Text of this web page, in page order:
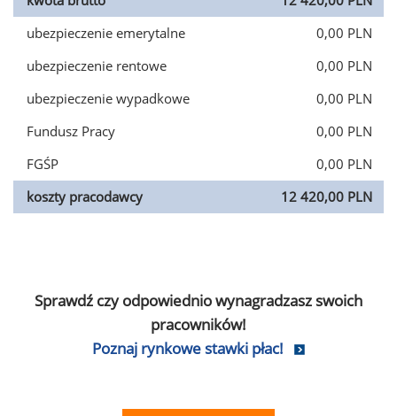
ubezpieczenie emerytalne
0,00 PLN
ubezpieczenie rentowe
0,00 PLN
ubezpieczenie wypadkowe
0,00 PLN
Fundusz Pracy
0,00 PLN
FGŚP
0,00 PLN
koszty pracodawcy
12 420,00 PLN
Sprawdź czy odpowiednio wynagradzasz swoich
pracowników!
Poznaj rynkowe stawki płac!